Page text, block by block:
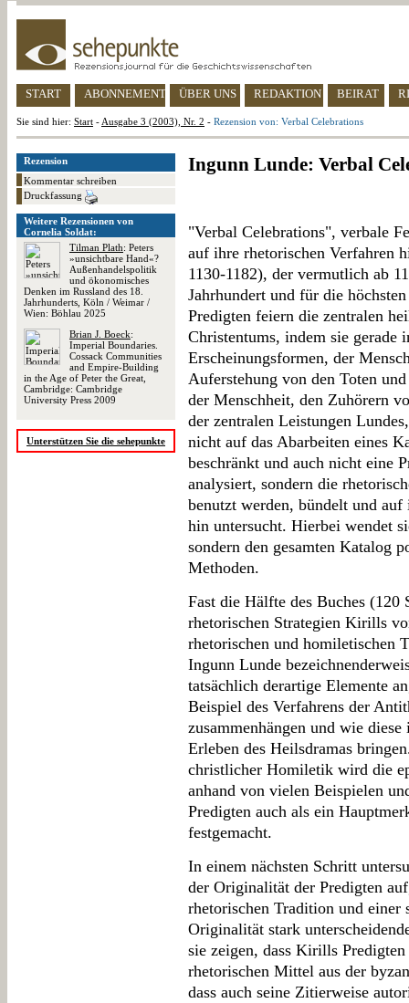
START ABONNEMENT ÜBER UNS REDAKTION BEIRAT
Sie sind hier: Start - Ausgabe 3 (2003), Nr. 2 - Rezension von: Verbal Celebrations
Rezension
Kommentar schreiben
Druckfassung
Weitere Rezensionen von
Cornelia Soldat:
Tilman Plath: Peters
»unsichtbare Hand«?
Außenhandelspolitik
und ökonomisches
Denken im Russland des 18.
Jahrhunderts, Köln / Weimar /
Wien: Böhlau 2025
Brian J. Boeck:
Imperial Boundaries.
Cossack Communities
and Empire-Building
in the Age of Peter the Great,
Cambridge: Cambridge
University Press 2009
Unterstützen Sie die sehepunkte
Ingunn Lunde: Verbal
"Verbal Celebrations", verbale
auf ihre rhetorischen Verfahren
1130-1182), der vermutlich ab
Jahrhundert und für die
Predigten feiern die zentralen
Christentums, indem sie gerade
Erscheinungsformen, der
Auferstehung von den Toten
der Menschheit, den Zuhörern
der zentralen Leistungen
nicht auf das Abarbeiten eines
beschränkt und auch nicht eine
analysiert, sondern die
benutzt werden, bündelt und
hin untersucht. Hierbei wendet
sondern den gesamten Katalog
Methoden.
Fast die Hälfte des Buches
rhetorischen Strategien Kirills
rhetorischen und homiletischen
Ingunn Lunde
tatsächlich derartige Elemente
Beispiel des Verfahrens der
zusammenhängen und wie
Erleben des Heilsdramas
christlicher Homiletik wird die
anhand von vielen Beispielen
Predigten auch als ein
festgemacht.
In einem nächsten Schritt
der Originalität der Predigten
rhetorischen Tradition und einer
Originalität stark
sie zeigen, dass Kirills
rhetorischen Mittel aus der
dass auch seine Zitierweise